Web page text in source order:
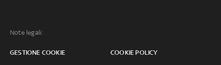
Note legali:
GESTIONE COOKIE COOKIE POLICY